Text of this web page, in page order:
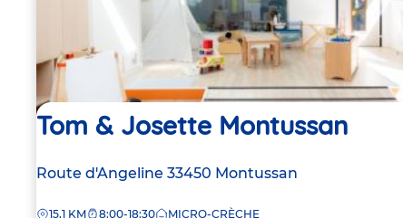
Tom & Josette Montussan
Adresse
Route d'Angeline 33450 Montussan
DISTANCE
15,1 KM 8:00-18:30 MICRO-CRÈCHE